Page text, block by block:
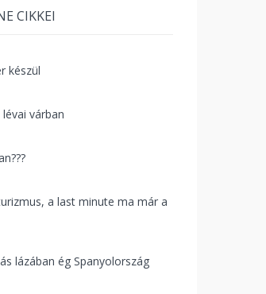
CIKKEI
készül
várban
a last minute ma már a
lázában ég Spanyolország